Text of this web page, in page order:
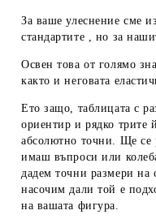
За ваше улеснение сме
стандартите , но за
Освен това от голямо
както и неговата
Ето защо, таблицата с
ориентир и рядко трите
абсолютно точни. Ще се
имаш въпроси или
дадемточни размери на
насочим дали той е
на вашата фигура.